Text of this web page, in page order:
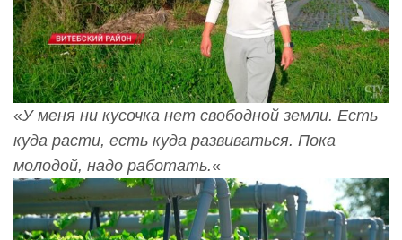
«У меня ни кусочка нет свободной земли. Есть
куда расти, есть куда развиваться. Пока
молодой, надо работать.«